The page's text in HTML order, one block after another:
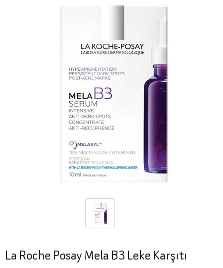
La Roche Posay Mela B3 Leke Karşıtı